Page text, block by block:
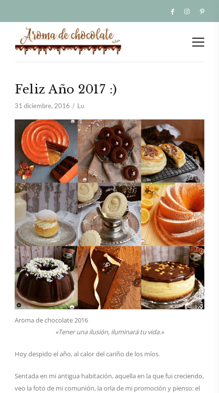
Feliz Año 2017 :)
31 diciembre, 2016 Lu
Aroma de chocolate 2016
«Tener una ilusión, iluminará tu vida.»
Hoy despido el año, al calor del cariño de los míos.
Sentada en mi antigua habitación, aquella en la que fui creciendo,
veo la foto de mi comunión, la orla de mi promoción y pienso: el